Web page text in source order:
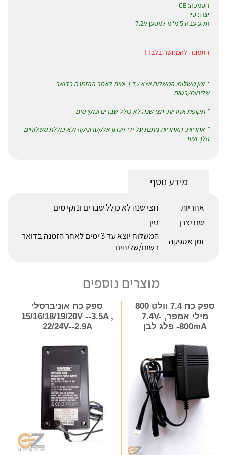
הסמכה: CE
יצרן: סין
תקע עבה 5 מ''מ למטען 7.2V
התמונה להמחשה בלבד!
* זמן משלוח: המשלוח יוצא עד 3 ימים לאחר ההזמנה בדואר
שליחים/רשום
* תקופת אחריות: חצי שנה לא כולל שברים ונזקי מים
* אחריות: האחריות ניתנת על ידי זיגדון אלקטרוניקה ולא כוללת משלוחים
הלך ושוב
מידע נוסף
אחריות
חצי שנה לא כולל שברים ונזקי מים
שם יצרן
סין
זמן אספקה
המשלוח יוצא עד 3 ימים לאחר הזמנה בדואר
רשום/שליחים
מוצרים נוספים
ספק כח 7.4 וולט 800
מילי אמפר, 7.4V-
-800mA פלג לבן
ספק כח אוניברסלי
15/16/18/19/20V --3.5A ,
22/24V--2.9A